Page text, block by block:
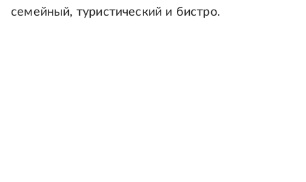
семейный, туристический и бистро.